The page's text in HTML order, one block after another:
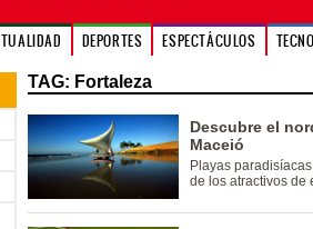
DEPORTES ESPECTÁCULOS
TAG: Fortaleza
Descubre el
Maceió
Playas
de los atractivos de